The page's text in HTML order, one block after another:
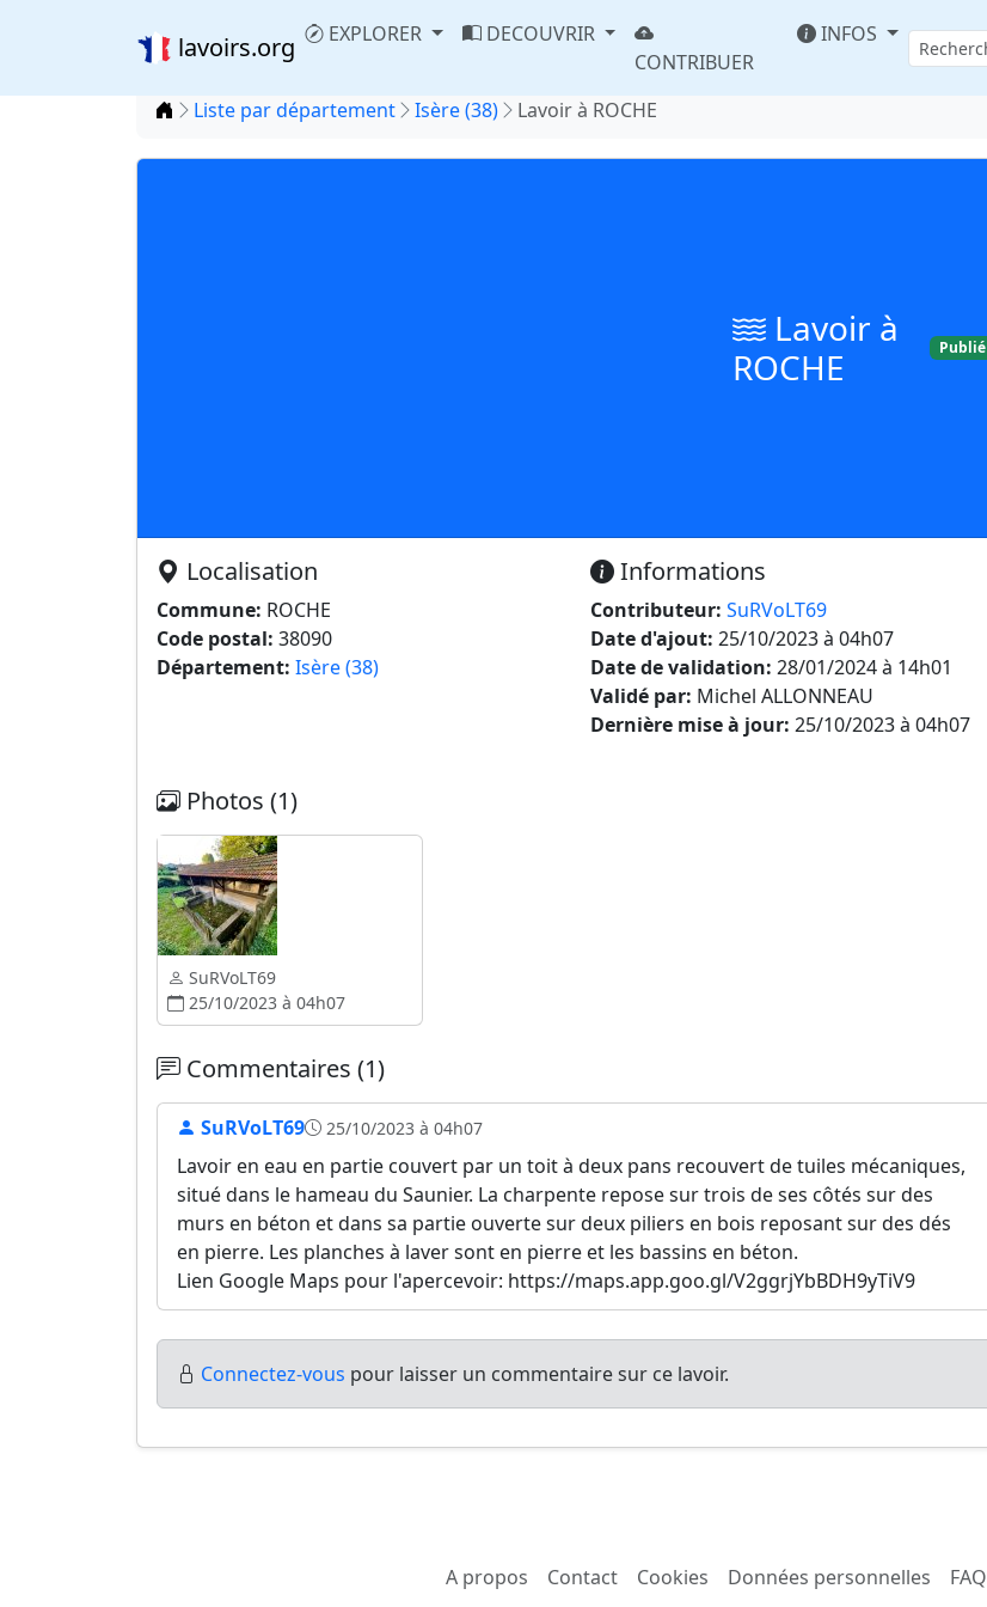
lavoirs.org EXPLORER
DECOUVRIR
CONTRIBUER
INFOS
Accueil
Liste par département Isère (38) Lavoir à ROCHE
Lavoir à
ROCHE
Publié
Localisation
Commune: ROCHE
Code postal: 38090
Département: Isère (38)
Informations
Contributeur: SuRVoLT69
Date d'ajout: 25/10/2023 à 04h07
Date de validation: 28/01/2024 à 14h01
Validé par: Michel ALLONNEAU
Dernière mise à jour: 25/10/2023 à 04h07
Photos (1)
SuRVoLT69
25/10/2023 à 04h07
Commentaires (1)
SuRVoLT69 25/10/2023 à 04h07
Lavoir en eau en partie couvert par un toit à deux pans recouvert de tuiles mécaniques,
situé dans le hameau du Saunier. La charpente repose sur trois de ses côtés sur des
murs en béton et dans sa partie ouverte sur deux piliers en bois reposant sur des dés
en pierre. Les planches à laver sont en pierre et les bassins en béton.
Lien Google Maps pour l'apercevoir: https://maps.app.goo.gl/V2ggrjYbBDH9yTiV9
Connectez-vous pour laisser un commentaire sur ce lavoir.
A propos Contact Cookies Données personnelles FAQ